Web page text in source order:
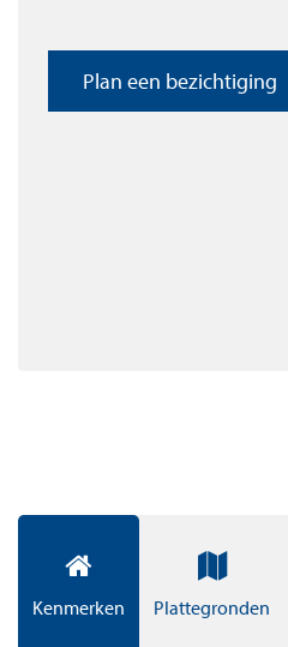
en genieten in je complete
In Thamenhof woon je dicht
voorzieningen, zoals basis-
(sport)verenigingen en
SOCIALE-, MIDDELDURE EN
APPARTEMENTEN
Plan een bezichtiging
Kenmerken Plattegronden